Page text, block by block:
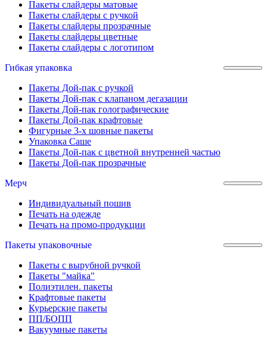
Пакеты слайдеры матовые
Пакеты слайдеры с ручкой
Пакеты слайдеры прозрачные
Пакеты слайдеры цветные
Пакеты слайдеры с логотипом
Гибкая упаковка
Пакеты Дой-пак с ручкой
Пакеты Дой-пак с клапаном дегазации
Пакеты Дой-пак голографические
Пакеты Дой-пак крафтовые
Фигурные 3-х шовные пакеты
Упаковка Саше
Пакеты Дой-пак с цветной внутренней частью
Пакеты Дой-пак прозрачные
Мерч
Индивидуальный пошив
Печать на одежде
Печать на промо-продукции
Пакеты упаковочные
Пакеты с вырубной ручкой
Пакеты "майка"
Полиэтилен. пакеты
Крафтовые пакеты
Курьерские пакеты
ПП/БОПП
Вакуумные пакеты